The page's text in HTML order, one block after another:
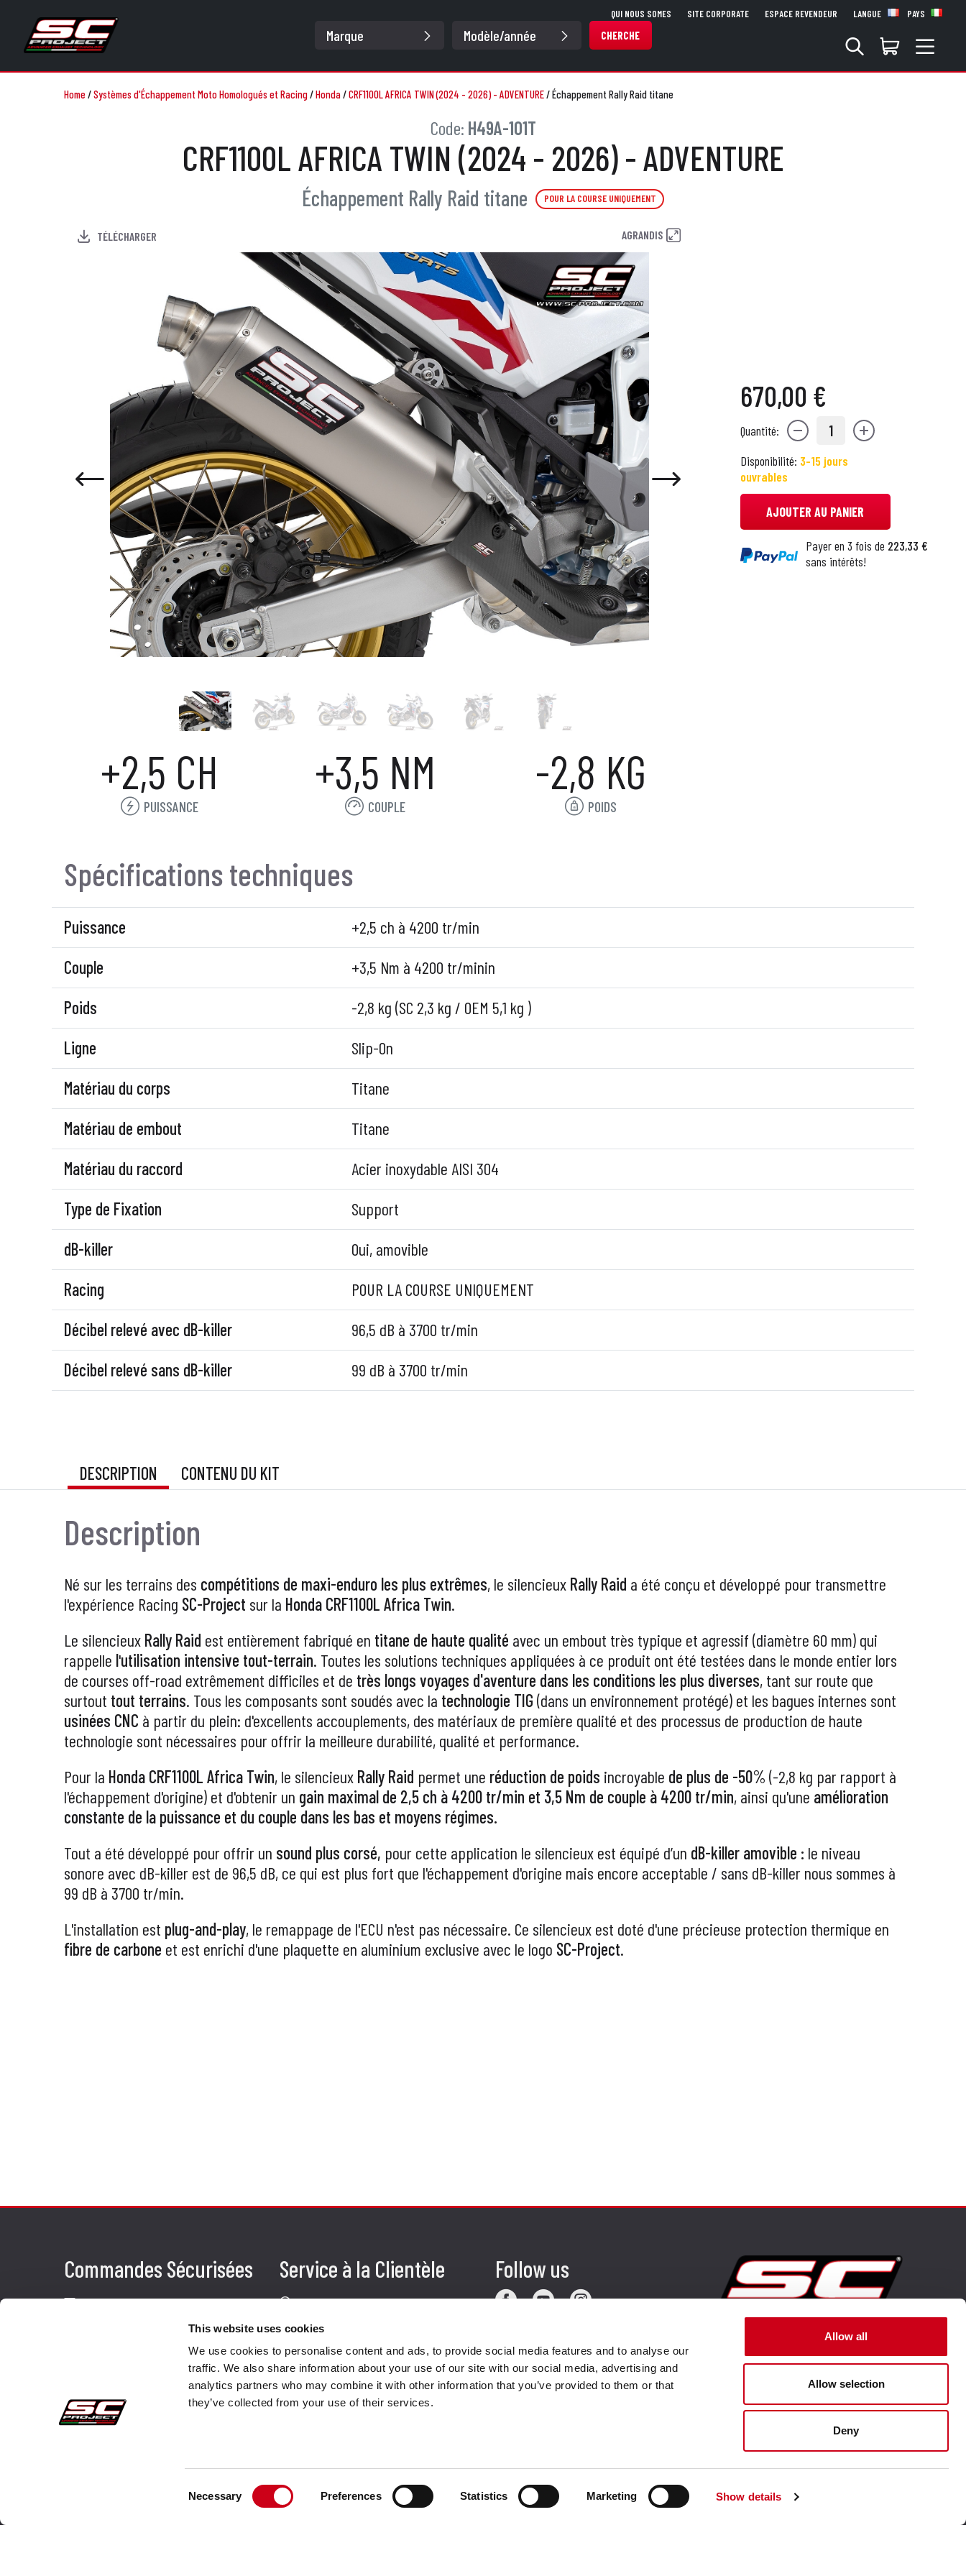
This website uses cookies
We use cookies to personalise content and ads, to provide social media features and to analyse our
traffic. We also share information about your use of our site with our social media, advertising and
analytics partners who may combine it with other information that you’ve provided to them or that
they’ve collected from your use of their services.
Necessary Preferences Statistics Marketing Show details
Allow all
Allow selection
Deny
CHERCHE
QUI NOUS SOMES SITE CORPORATE ESPACE REVENDEUR LANGUE PAYS
Home/Systèmes d'Échappement Moto Homologués et Racing/Honda/CRF1100L AFRICA TWIN (2024 - 2026) - ADVENTURE/Échappement Rally Raid titane
Code: H49A-101T
CRF1100L AFRICA TWIN (2024 - 2026) - ADVENTURE
Échappement Rally Raid titane POUR LA COURSE UNIQUEMENT
TÉLÉCHARGER AGRANDIS
670,00 €
Quantité: 1
Disponibilité: 3-15 jours
ouvrables
AJOUTER AU PANIER
Payer en 3 fois de 223,33 €
sans intérêts!
+2,5 CH
PUISSANCE
+3,5 NM
COUPLE
-2,8 KG
POIDS
Spécifications techniques
Puissance
+2,5 ch à 4200 tr/min
Couple
+3,5 Nm à 4200 tr/minin
Poids
-2,8 kg (SC 2,3 kg / OEM 5,1 kg )
Ligne
Slip-On
Matériau du corps
Titane
Matériau de embout
Titane
Matériau du raccord
Acier inoxydable AISI 304
Type de Fixation
Support
dB-killer
Oui, amovible
Racing
POUR LA COURSE UNIQUEMENT
Décibel relevé avec dB-killer
96,5 dB à 3700 tr/min
Décibel relevé sans dB-killer
99 dB à 3700 tr/min
DESCRIPTION CONTENU DU KIT
Description
Né sur les terrains des compétitions de maxi-enduro les plus extrêmes, le silencieux Rally Raid a été conçu et développé pour transmettre
l'expérience Racing SC-Project sur la Honda CRF1100L Africa Twin.
Le silencieux Rally Raid est entièrement fabriqué en titane de haute qualité avec un embout très typique et agressif (diamètre 60 mm) qui
rappelle l'utilisation intensive tout-terrain. Toutes les solutions techniques appliquées à ce produit ont été testées dans le monde entier lors
de courses off-road extrêmement difficiles et de très longs voyages d'aventure dans les conditions les plus diverses, tant sur route que
surtout tout terrains. Tous les composants sont soudés avec la technologie TIG (dans un environnement protégé) et les bagues internes sont
usinées CNC à partir du plein: d'excellents accouplements, des matériaux de première qualité et des processus de production de haute
technologie sont nécessaires pour offrir la meilleure durabilité, qualité et performance.
Pour la Honda CRF1100L Africa Twin, le silencieux Rally Raid permet une réduction de poids incroyable de plus de -50% (-2,8 kg par rapport à
l'échappement d'origine) et d'obtenir un gain maximal de 2,5 ch à 4200 tr/min et 3,5 Nm de couple à 4200 tr/min, ainsi qu'une amélioration
constante de la puissance et du couple dans les bas et moyens régimes.
Tout a été développé pour offrir un sound plus corsé, pour cette application le silencieux est équipé d’un dB-killer amovible : le niveau
sonore avec dB-killer est de 96,5 dB, ce qui est plus fort que l'échappement d'origine mais encore acceptable / sans dB-killer nous sommes à
99 dB à 3700 tr/min.
L'installation est plug-and-play, le remappage de l'ECU n'est pas nécessaire. Ce silencieux est doté d'une précieuse protection thermique en
fibre de carbone et est enrichi d'une plaquette en aluminium exclusive avec le logo SC-Project.
Commandes Sécurisées
Paiements
Informations sur le traitement des Données
Service à la Clientèle
Faq
Expédition
Service client
Follow us
Visite le site corporate